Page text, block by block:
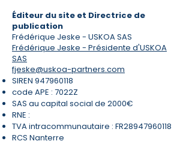
Éditeur du site et Directrice de
publication
Frédérique Jeske - USKOA SAS
Frédérique Jeske - Présidente d'USKOA
SAS
fjeske@uskoa-partners.com
SIREN 947960118
code APE : 7022Z
SAS au capital social de 2000€
RNE :
TVA intracommunautaire : FR28947960118
RCS Nanterre